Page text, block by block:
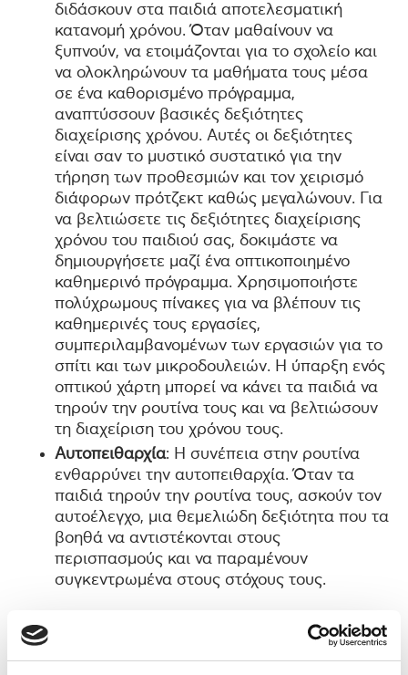
διδάσκουν στα παιδιά αποτελεσματική
κατανομή χρόνου. Όταν μαθαίνουν να
ξυπνούν, να ετοιμάζονται για το σχολείο και
να ολοκληρώνουν τα μαθήματα τους μέσα
σε ένα καθορισμένο πρόγραμμα,
αναπτύσσουν βασικές δεξιότητες
διαχείρισης χρόνου. Αυτές οι δεξιότητες
είναι σαν το μυστικό συστατικό για την
τήρηση των προθεσμιών και τον χειρισμό
διάφορων πρότζεκτ καθώς μεγαλώνουν. Για
να βελτιώσετε τις δεξιότητες διαχείρισης
χρόνου του παιδιού σας, δοκιμάστε να
δημιουργήσετε μαζί ένα οπτικοποιημένο
καθημερινό πρόγραμμα. Χρησιμοποιήστε
πολύχρωμους πίνακες για να βλέπουν τις
καθημερινές τους εργασίες,
συμπεριλαμβανομένων των εργασιών για το
σπίτι και των μικροδουλειών. Η ύπαρξη ενός
οπτικού χάρτη μπορεί να κάνει τα παιδιά να
τηρούν την ρουτίνα τους και να βελτιώσουν
τη διαχείριση του χρόνου τους.
Αυτοπειθαρχία: Η συνέπεια στην ρουτίνα
ενθαρρύνει την αυτοπειθαρχία. Όταν τα
παιδιά τηρούν την ρουτίνα τους, ασκούν τον
αυτοέλεγχο, μια θεμελιώδη δεξιότητα που τα
βοηθά να αντιστέκονται στους
περισπασμούς και να παραμένουν
συγκεντρωμένα στους στόχους τους.